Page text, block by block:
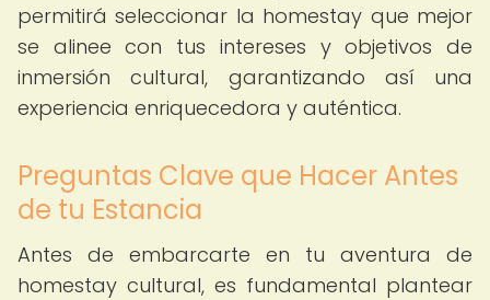
permitirá seleccionar la homestay que mejor
se alinee con tus intereses y objetivos de
inmersión cultural, garantizando así una
experiencia enriquecedora y auténtica.
Preguntas Clave que Hacer Antes
de tu Estancia
Antes de embarcarte en tu aventura de
homestay cultural, es fundamental plantear